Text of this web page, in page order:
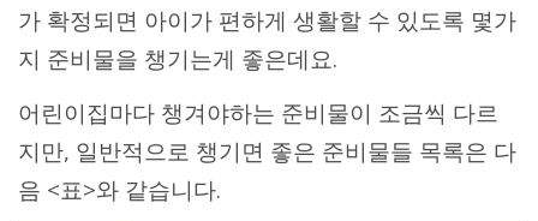
가 확정되면 아이가 편하게 생활할 수 있도록 몇가
지 준비물을 챙기는게 좋은데요.
어린이집마다 챙겨야하는 준비물이 조금씩 다르
지만, 일반적으로 챙기면 좋은 준비물들 목록은 다
음 <표>와 같습니다.